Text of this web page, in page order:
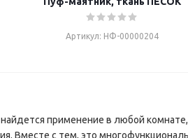
Артикул: НФ-00000204
применение в любой
с тем, это